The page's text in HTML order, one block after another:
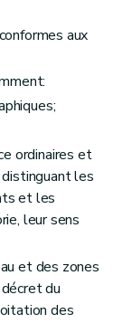
aux
ordinaires et
les
et les
leur sens
et des zones
du
des